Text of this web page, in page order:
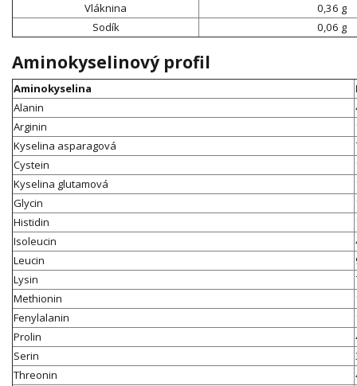
Vláknina
0,36 g
Sodík
0,06 g
Aminokyselinový profil
Aminokyselina
Alanin
Arginin
Kyselina asparagová
Cystein
Kyselina glutamová
Glycin
Histidin
Isoleucin
Leucin
Lysin
Methionin
Fenylalanin
Prolin
Serin
Threonin